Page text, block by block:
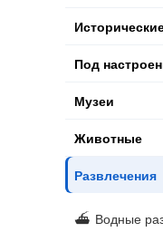
Под
Музеи
Животные
Развлечения
Водные